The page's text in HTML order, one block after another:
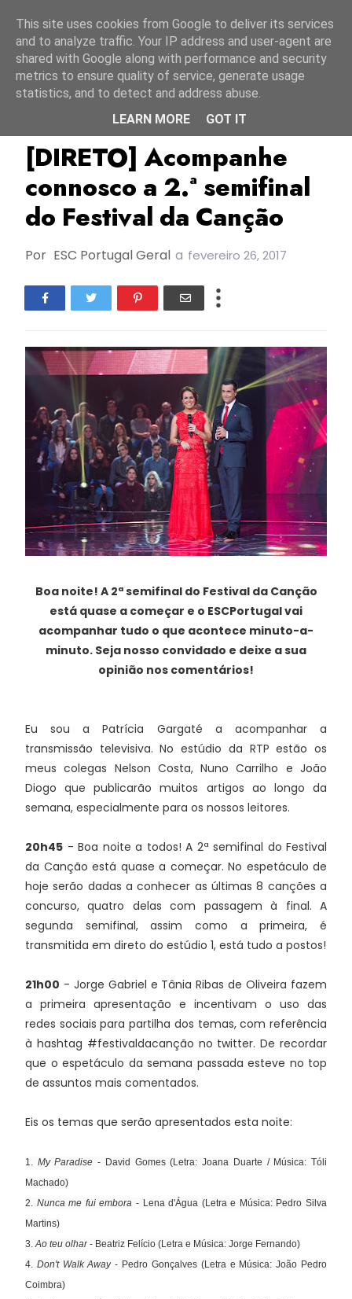
FC2017 Festival Da Canção
[DIRETO] Acompanhe
connosco a 2.ª semifinal
do Festival da Canção
Por ESC Portugal Geral a fevereiro 26, 2017
Boa noite! A 2ª semifinal do Festival da Canção
está quase a começar e o ESCPortugal vai
acompanhar tudo o que acontece minuto-a-
minuto. Seja nosso convidado e deixe a sua
opinião nos comentários!
Eu sou a Patrícia Gargaté a acompanhar a
transmissão televisiva. No estúdio da RTP estão os
meus colegas Nelson Costa, Nuno Carrilho e João
Diogo que publicarão muitos artigos ao longo da
semana, especialmente para os nossos leitores.
20h45 - Boa noite a todos! A 2ª semifinal do Festival
da Canção está quase a começar. No espetáculo de
hoje serão dadas a conhecer as últimas 8 canções a
concurso, quatro delas com passagem à final. A
segunda semifinal, assim como a primeira, é
transmitida em direto do estúdio 1, está tudo a postos!
21h00 - Jorge Gabriel e Tânia Ribas de Oliveira fazem
a primeira apresentação e incentivam o uso das
redes sociais para partilha dos temas, com referência
à hashtag #festivaldacanção no twitter. De recordar
que o espetáculo da semana passada esteve no top
de assuntos mais comentados.
Eis os temas que serão apresentados esta noite:
1. My Paradise - David Gomes (Letra: Joana Duarte / Música: Tóli
Machado)
2. Nunca me fui embora - Lena d'Água (Letra e Música: Pedro Silva
Martins)
3.Ao teu olhar - Beatriz Felício (Letra e Música: Jorge Fernando)
4. Don't Walk Away - Pedro Gonçalves (Letra e Música: João Pedro
Coimbra)
This site uses cookies from Google to deliver its services
and to analyze traffic. Your IP address and user-agent are
shared with Google along with performance and security
metrics to ensure quality of service, generate usage
statistics, and to detect and address abuse.
LEARN MORE
GOT IT